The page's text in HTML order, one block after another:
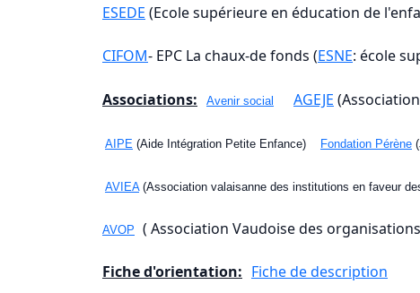
ESEDE (Ecole supérieure en éducation de
CIFOM- EPC La chaux-de fonds (ESNE: école
Associations: Avenir social AGEJE
AIPE (Aide Intégration Petite Enfance) Fondation Pérène
AVIEA(Association valaisanne des institutions en faveur
AVOP ( Association Vaudoise des
Fiche d'orientation: Fiche de description